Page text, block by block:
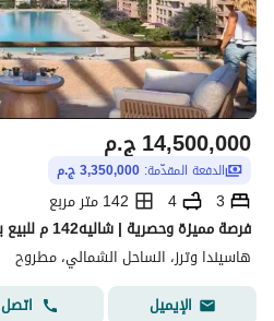
ج.م14,500,000
الدفعة المقدّمة: 3,350,000 ج.م
3
4
142 متر مربع
هاسيندا وترز، الساحل الشمالي، مطروح
الإيميل
اتصل